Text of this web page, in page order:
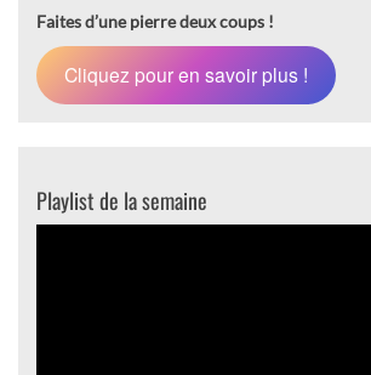
Faites d’une pierre deux coups !
Cliquez pour en savoir plus !
Playlist de la semaine